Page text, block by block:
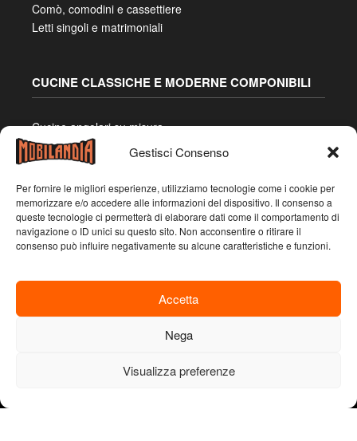
Gestisci Consenso
Per fornire le migliori esperienze, utilizziamo tecnologie come i cookie per
memorizzare e/o accedere alle informazioni del dispositivo. Il consenso a
queste tecnologie ci permetterà di elaborare dati come il comportamento di
navigazione o ID unici su questo sito. Non acconsentire o ritirare il
consenso può influire negativamente su alcune caratteristiche e funzioni.
Accetta
Nega
Visualizza preferenze
Comò, comodini e cassettiere
Letti singoli e matrimoniali
CUCINE CLASSICHE E MODERNE COMPONIBILI
Cucine angolari su misura
Cucine con isola
Cucine con penisola
Cucine due lati
Cucine lineari